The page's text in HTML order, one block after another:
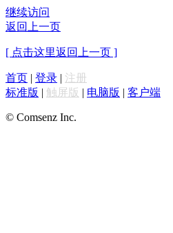
继续访问
返回上一页
[ 点击这里返回上一页 ]
首页 | 登录 | 注册
标准版 | 触屏版 | 电脑版 | 客户端
© Comsenz Inc.